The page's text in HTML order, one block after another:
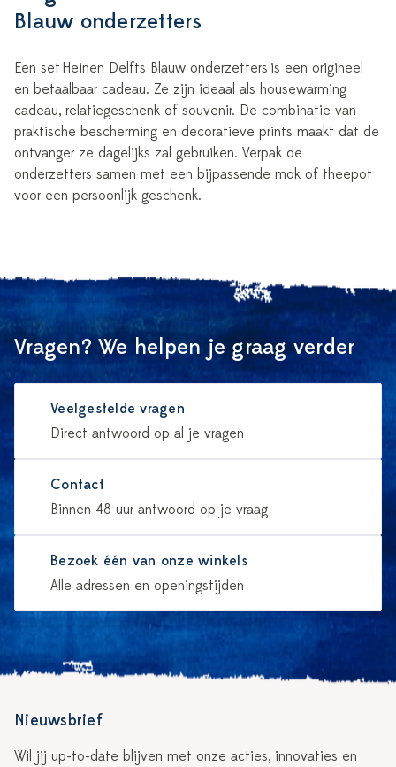
Blauw onderzetters
Een set Heinen Delfts Blauw onderzetters is een origineel
en betaalbaar cadeau. Ze zijn ideaal als housewarming
cadeau, relatiegeschenk of souvenir. De combinatie van
praktische bescherming en decoratieve prints maakt dat de
ontvanger ze dagelijks zal gebruiken. Verpak de
onderzetters samen met een bijpassende mok of theepot
voor een persoonlijk geschenk.
Vragen? We helpen je graag verder
Veelgestelde vragen
Direct antwoord op al je vragen
Contact
Binnen 48 uur antwoord op je vraag
Bezoek één van onze winkels
Alle adressen en openingstijden
Nieuwsbrief
Wil jij up-to-date blijven met onze acties, innovaties en